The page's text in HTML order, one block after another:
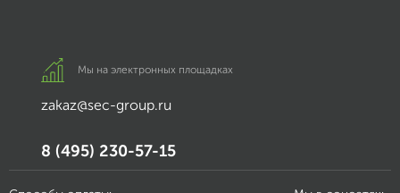
Мы на электронных площадках
zakaz@sec-group.ru
8 (495) 230-57-15